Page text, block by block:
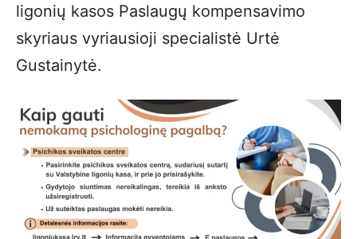
ligonių kasos Paslaugų kompensavimo
skyriaus vyriausioji specialistė Urtė
Gustainytė.